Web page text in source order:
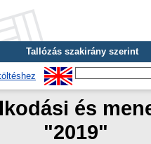
Tallózás szakirány szerint
és
"2019"